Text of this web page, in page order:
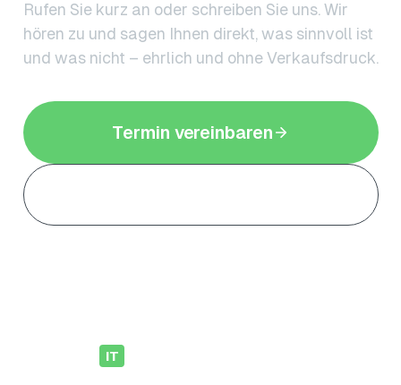
Rufen Sie kurz an oder schreiben Sie uns. Wir
hören zu und sagen Ihnen direkt, was sinnvoll ist
und was nicht – ehrlich und ohne Verkaufsdruck.
Termin vereinbaren
IT